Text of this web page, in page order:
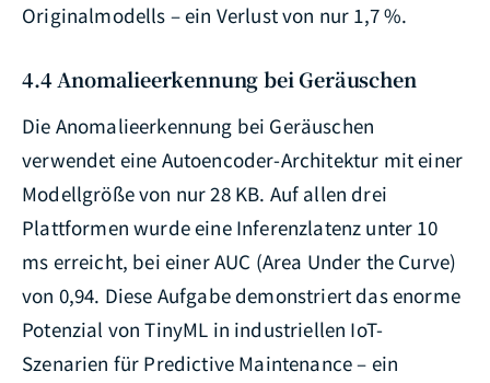
Originalmodells – ein Verlust von nur 1,7 %.
4.4 Anomalieerkennung bei Geräuschen
Die Anomalieerkennung bei Geräuschen
verwendet eine Autoencoder-Architektur mit einer
Modellgröße von nur 28 KB. Auf allen drei
Plattformen wurde eine Inferenzlatenz unter 10
ms erreicht, bei einer AUC (Area Under the Curve)
von 0,94. Diese Aufgabe demonstriert das enorme
Potenzial von TinyML in industriellen IoT-
Szenarien für Predictive Maintenance – ein